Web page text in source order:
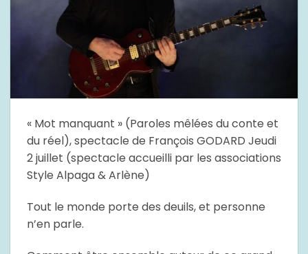
« Mot manquant » (Paroles mêlées du conte et
du réel), spectacle de François GODARD Jeudi
2 juillet (spectacle accueilli par les associations
Style Alpaga & Arlène)
Tout le monde porte des deuils, et personne
n’en parle.